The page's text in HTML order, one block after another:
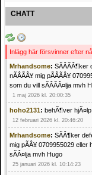
CHATT
Inlägg här försvinner efter
Mrhandsome:
nÃÂÃÂ¥ mig pÃÂÃÂ¥
som du vill sÃÂÃÂ¤lja mvh
1 maj 2026 kl. 20:00:35
hoho2131: behÃ¶ver
12 februari 2026 kl. 20:46:20
Mrhandsome: SÃÂ¶ker
mig pÃÂ¥ 0709955029
sÃÂ¤lja mvh Hugo
25 januari 2026 kl. 10:14:23